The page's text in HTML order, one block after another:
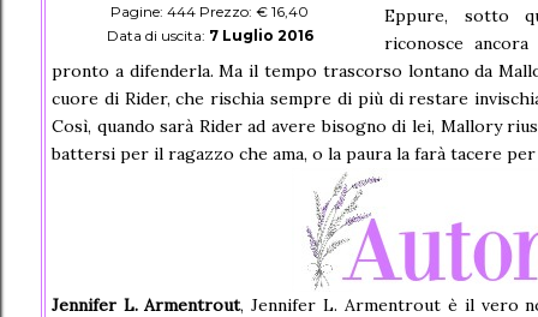
Pagine: 444 Prezzo: € 16,40
Data di uscita: 7 Luglio 2016
Eppure, sotto
riconosce
pronto a difenderla. Ma il tempo trascorso lontano da
cuore di Rider, che rischia sempre di più di restare
Così, quando sarà Rider ad avere bisogno di lei, Mallory
battersi per il ragazzo che ama, o la paura la farà tacere
Jennifer L. Armentrout, Jennifer L. Armentrout è il vero